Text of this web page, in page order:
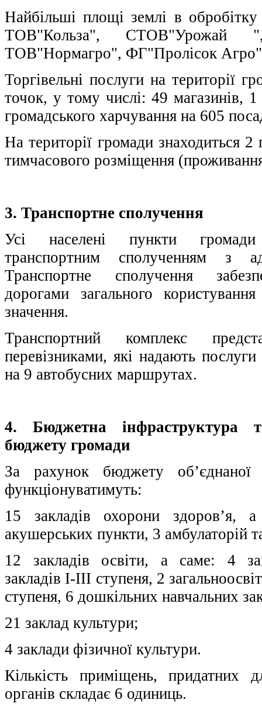
Найбільші площі землі в
ТОВ"Кольза", СТОВ"Урожай
ТОВ"Нормагро", ФГ"Пролісок
Торгівельні послуги на території
точок, у тому числі: 49
громадського харчування на 605
На території громади знаходиться 2
тимчасового розміщення
3. Транспортне сполучення
Усі населені пункти громади
транспортним сполученням з
Транспортне сполучення
дорогами загального
значення.
Транспортний комплекс
перевізниками, які надають
на 9 автобусних маршрутах.
4. Бюджетна інфраструктура
бюджету громади
За рахунок бюджету об’єднаної
функціонуватимуть:
15 закладів охорони здоров’я,
акушерських пункти, 3 амбулаторій
12 закладів освіти, а саме: 4
закладів І-ІІІ ступеня, 2
ступеня, 6 дошкільних навчальних
21 заклад культури;
4 заклади фізичної культури.
Кількість приміщень, придатних
органів складає 6 одиниць.